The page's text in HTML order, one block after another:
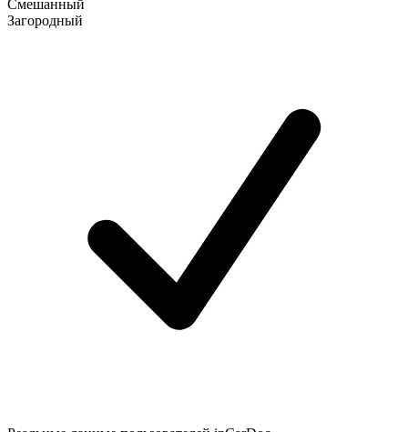
Смешанный
Загородный